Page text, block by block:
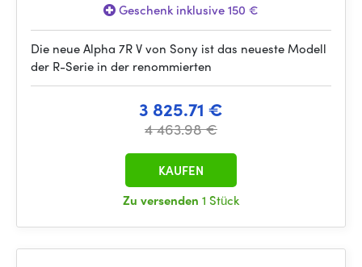
Geschenk inklusive 150 €
Die neue Alpha 7R V von Sony ist das neueste Modell
der R-Serie in der renommierten
3 825.71 €
4 463.98 €
Zu versenden 1 Stück
KAUFEN